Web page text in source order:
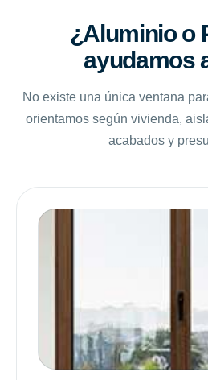
¿Aluminio o
ayudamos
No existe una única ventana
orientamos según vivienda,
acabados y